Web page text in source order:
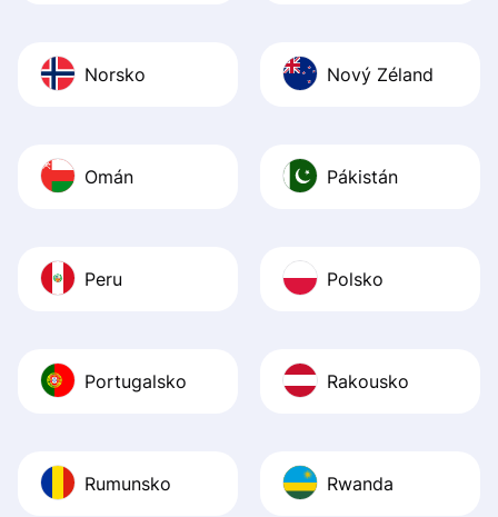
Norsko Nový Zéland
Omán Pákistán
Peru Polsko
Portugalsko Rakousko
Rumunsko Rwanda